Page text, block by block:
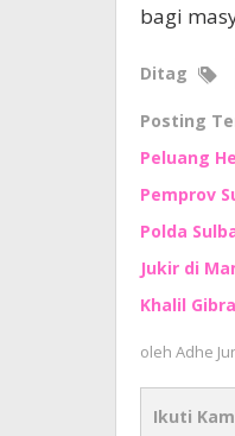
bagi
Ditag
Posting
Peluang
Pemprov
Polda
Jukir di
Khalil
oleh Adhe
Ikuti